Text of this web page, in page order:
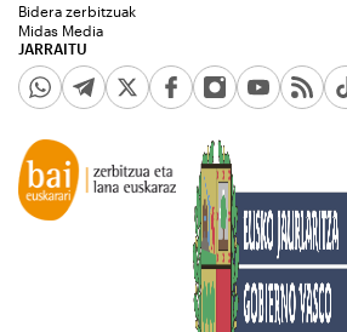
JARRAITU
Bidera zerbitzuak
Midas Media